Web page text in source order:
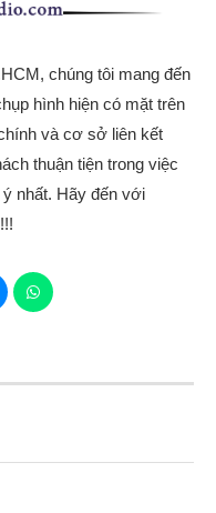
chúng tôi mang đến
hình hiện có mặt trên
và cơ sở liên kết
thuận tiện trong việc
nhất. Hãy đến với